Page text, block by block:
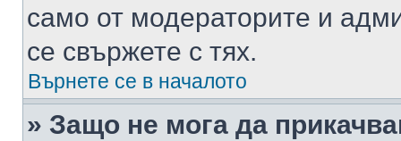
само от модераторите и
се свържете с тях.
Върнете се в началото
» Защо не мога да